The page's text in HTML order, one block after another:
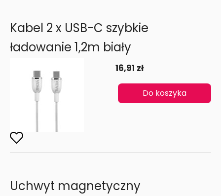
Kabel 2 x USB-C szybkie
ładowanie 1,2m biały
16,91 zł
Do koszyka
Uchwyt magnetyczny